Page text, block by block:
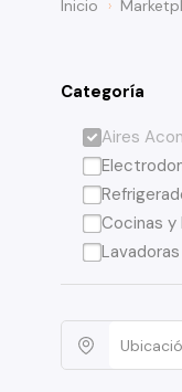
Inicio
Categoría
Aires
Cocinas y